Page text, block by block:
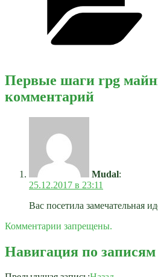
Первые шаги rpg
комментарий
Mudal:
25.12.2017 в 23:11
Вас посетила замечательная
Комментарии запрещены.
Навигация по записям